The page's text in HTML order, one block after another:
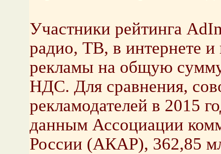
Участники рейтинга
радио, ТВ, в интернете
рекламы на общую
НДС. Для сравнения,
рекламодателей в 2015
данным Ассоциации
России (АКАР), 362,85